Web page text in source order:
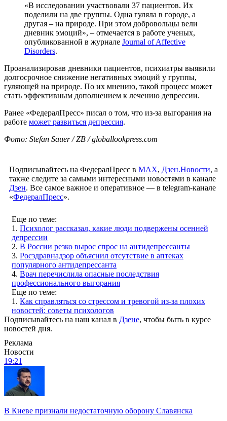
«В исследовании участвовали 37 пациентов. Их
поделили на две группы. Одна гуляла в городе, а
другая – на природе. При этом добровольцы вели
дневник эмоций», – отмечается в работе ученых,
опубликованной в журнале Journal of Affective
Disorders.
Проанализировав дневники пациентов, психиатры выявили
долгосрочное снижение негативных эмоций у группы,
гуляющей на природе. По их мнению, такой процесс может
стать эффективным дополнением к лечению депрессии.
Ранее «ФедералПресс» писал о том, что из-за выгорания на
работе может развиться депрессия.
Фото: Stefan Sauer / ZB / globallookpress.com
Подписывайтесь на ФедералПресс в МАХ, Дзен.Новости, а
также следите за самыми интересными новостями в канале
Дзен. Все самое важное и оперативное — в telegram-канале
«ФедералПресс».
Еще по теме:
1. Психолог рассказал, какие люди подвержены осенней
депрессии
2. В России резко вырос спрос на антидепрессанты
3. Росздравнадзор объяснил отсутствие в аптеках
популярного антидепрессанта
4. Врач перечислила опасные последствия
профессионального выгорания
Еще по теме:
1. Как справляться со стрессом и тревогой из-за плохих
новостей: советы психологов
Подписывайтесь на наш канал в Дзене, чтобы быть в курсе
новостей дня.
Реклама
Новости
19:21
В Киеве признали недостаточную оборону Славянска